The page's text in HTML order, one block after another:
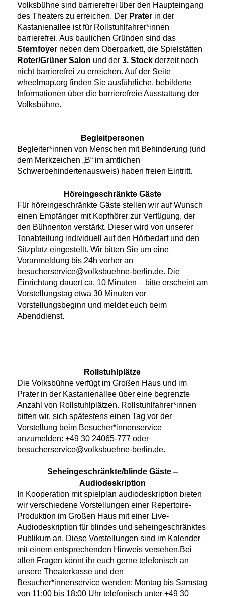
Volksbühne sind barrierefrei über den Haupteingang
des Theaters zu erreichen. Der Praterin der
Kastanienallee ist für Rollstuhlfahrer*innen
barrierefrei. Aus baulichen Gründen sind das
Sternfoyerneben dem Oberparkett, die Spielstätten
Roter/Grüner Salon und der 3. Stockderzeit noch
nicht barrierefrei zu erreichen. Auf der Seite
wheelmap.org finden Sie ausführliche, bebilderte
Informationen über die barrierefreie Ausstattung der
Volksbühne.
Begleitpersonen
Begleiter*innen von Menschen mit Behinderung (und
dem Merkzeichen „B“ im amtlichen
Schwerbehindertenausweis) haben freien Eintritt.
Höreingeschränkte Gäste
Für höreingeschränkte Gäste stellen wir auf Wunsch
einen Empfänger mit Kopfhörer zur Verfügung, der
den Bühnenton verstärkt. Dieser wird von unserer
Tonabteilung individuell auf den Hörbedarf und den
Sitzplatz eingestellt. Wir bitten Sie um eine
Voranmeldung bis 24h vorher an
besucherservice@volksbuehne-berlin.de. Die
Einrichtung dauert ca. 10 Minuten – bitte erscheint am
Vorstellungstag etwa 30 Minuten vor
Vorstellungsbeginn und meldet euch beim
Abenddienst.
Rollstuhlplätze
Die Volksbühne verfügt im Großen Haus und im
Prater in der Kastanienallee über eine begrenzte
Anzahl von Rollstuhlplätzen. Rollstuhlfahrer*innen
bitten wir, sich spätestens einen Tag vor der
Vorstellung beim Besucher*innenservice
anzumelden: +49 30 24065-777 oder
besucherservice@volksbuehne-berlin.de.
Seheingeschränkte/blinde Gäste ‒
Audiodeskription
In Kooperation mit spielplan audiodeskription bieten
wir verschiedene Vorstellungen einer Repertoire-
Produktion im Großen Haus mit einer Live-
Audiodeskription für blindes und seheingeschränktes
Publikum an. Diese Vorstellungen sind im Kalender
mit einem entsprechenden Hinweis versehen.Bei
allen Fragen könnt ihr euch gerne telefonisch an
unsere Theaterkasse und den
Besucher*innenservice wenden: Montag bis Samstag
von 11:00 bis 18:00 Uhr telefonisch unter +49 30